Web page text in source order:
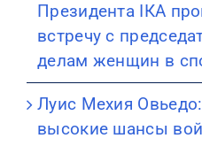
Президента IКА
встречу с
делам женщин в
Луис Мехия
высокие шансы